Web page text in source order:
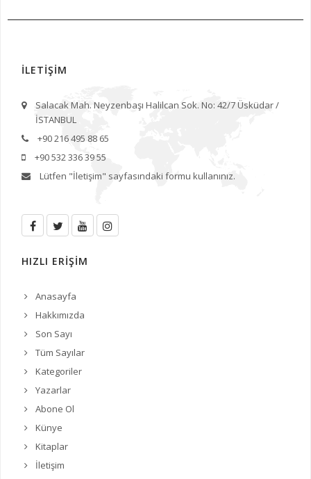
İLETİŞİM
Salacak Mah. Neyzenbaşı Halilcan Sok. No: 42/7 Üsküdar /
İSTANBUL
+90 216 495 88 65
+90 532 336 39 55
Lütfen "İletişim" sayfasındaki formu kullanınız.
HIZLI ERİŞİM
Anasayfa
Hakkımızda
Son Sayı
Tüm Sayılar
Kategoriler
Yazarlar
Abone Ol
Künye
Kitaplar
İletişim